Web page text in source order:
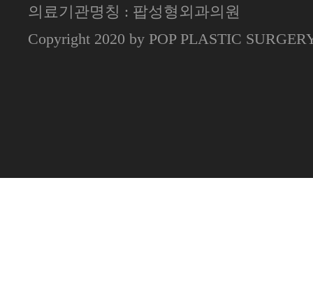
의료기관명칭 : 팝성형외과의원
Copyright 2020 by POP PLASTIC